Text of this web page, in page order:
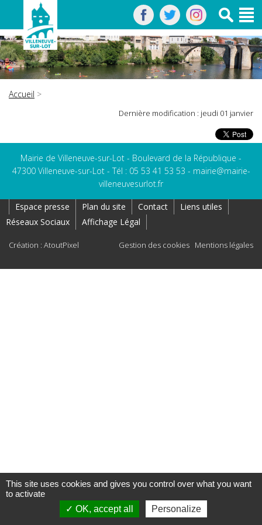
Accueil >
Dernière modification : jeudi 01 janvier
Mairie de Villeneuve-sur-Lot - Boulevard de la République -
47300 Villeneuve-sur-Lot - Tél : 05 53 41 53 53 - mairie@mairie-
villeneuvesurlot.fr
Espace presse Plan du site Contact
Liens utiles
Réseaux Sociaux
Affichage Légal
Création : AtoutPixel Gestion des cookies Mentions légales
This site uses cookies and gives you control over what you want
to activate
OK, accept all
Personalize